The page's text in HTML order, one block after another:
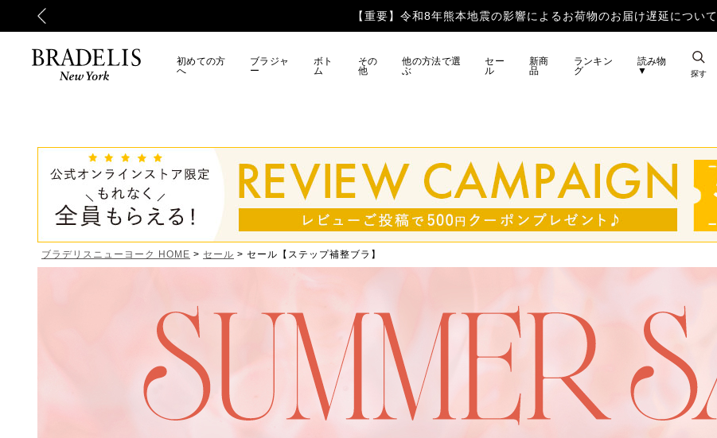
【重要】令和8年熊本地震の影響によるお荷物のお届け遅延について
初めての方
へ
ブラジャ
ー
ボト
ム
その
他
他の方法で選
ぶ
セー
ル
新商
品
ランキン
グ
読み物
▼
探す
ブラデリスニューヨーク HOME セール セール【ステップ補整ブラ】